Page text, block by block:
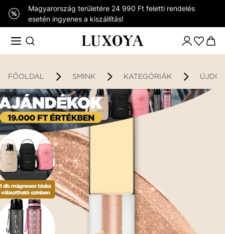
Magyarország területére 24 990 Ft feletti rendelés
esetén ingyenes a kiszállítás!
FŐOLDAL SMINK KATEGÓRIÁK